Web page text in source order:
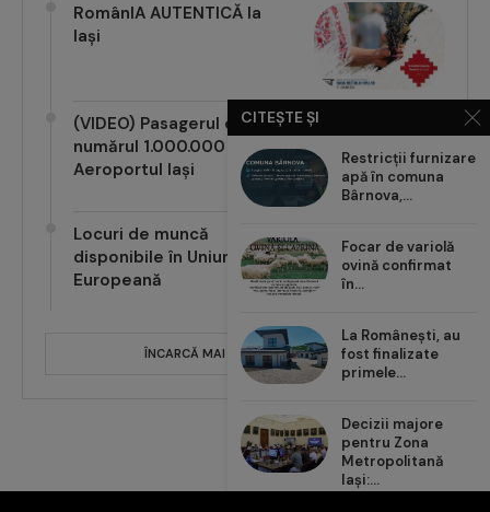
RomânIA AUTENTICĂ la
Iași
(VIDEO) Pasagerul cu
numărul 1.000.000 pe
Aeroportul Iași
Locuri de muncă
disponibile în Uniunea
Europeană
ÎNCARCĂ MAI MULTE POSTĂRI
CITEȘTE ȘI
Restricții furnizare
apă în comuna
Bârnova,...
Focar de variolă
ovină confirmat
în...
La Românești, au
fost finalizate
primele...
Decizii majore
pentru Zona
Metropolitană
Iași:...